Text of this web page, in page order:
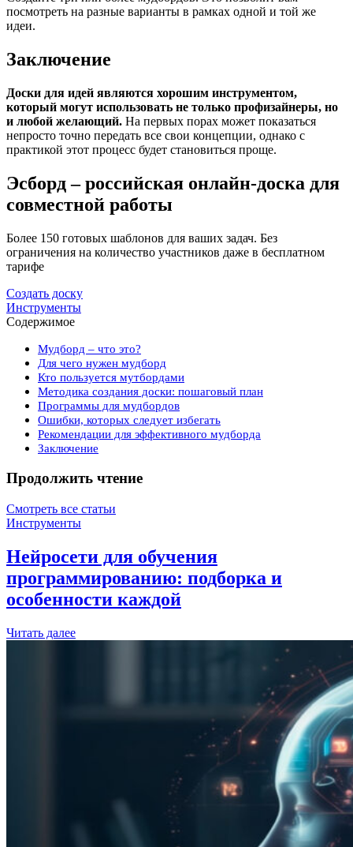
посмотреть на разные варианты в рамках одной и той же
идеи.
Заключение
Доски для идей являются хорошим инструментом,
который могут использовать не только профизайнеры, но
и любой желающий. На первых порах может показаться
непросто точно передать все свои концепции, однако с
практикой этот процесс будет становиться проще.
Эсборд – российская онлайн-доска для
совместной работы
Более 150 готовых шаблонов для ваших задач. Без
ограничения на количество участников даже в бесплатном
тарифе
Создать доску
Инструменты
Содержимое
Мудборд – что это?
Для чего нужен мудборд
Кто пользуется мутбордами
Методика создания доски: пошаговый план
Программы для мудбордов
Ошибки, которых следует избегать
Рекомендации для эффективного мудборда
Заключение
Продолжить чтение
Смотреть все статьи
Инструменты
Нейросети для обучения
программированию: подборка и
особенности каждой
Читать далее